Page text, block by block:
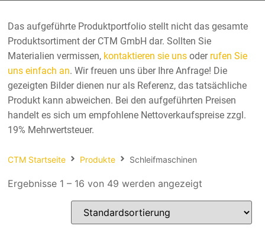
Kleben
Beschichten
Fasern
Kernmaterial
Das aufgeführte Produktportfolio stellt nicht das gesamte
Produktsortiment der CTM GmbH dar. Sollten Sie
Materialien vermissen, kontaktieren sie uns oder rufen Sie
uns einfach an. Wir freuen uns über Ihre Anfrage! Die
gezeigten Bilder dienen nur als Referenz, das tatsächliche
Produkt kann abweichen. Bei den aufgeführten Preisen
handelt es sich um empfohlene Nettoverkaufspreise zzgl.
19% Mehrwertsteuer.
CTM Startseite Produkte Schleifmaschinen
Ergebnisse 1 – 16 von 49 werden angezeigt